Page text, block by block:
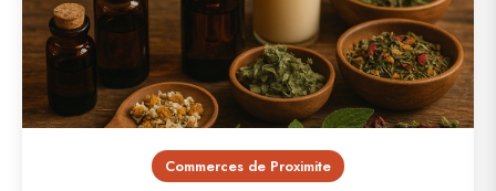
Commerces de Proximite